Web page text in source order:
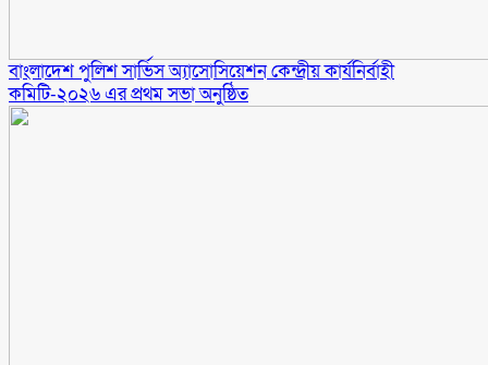
বাংলাদেশ পুলিশ সার্ভিস অ্যাসোসিয়েশন কেন্দ্রীয় কার্যনির্বাহী
কমিটি-২০২৬ এর প্রথম সভা অনুষ্ঠিত